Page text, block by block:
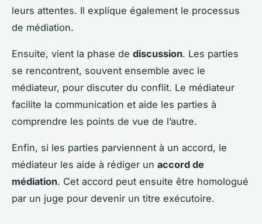
leurs attentes. Il explique également le processus
de médiation.
Ensuite, vient la phase de discussion. Les parties
se rencontrent, souvent ensemble avec le
médiateur, pour discuter du conflit. Le médiateur
facilite la communication et aide les parties à
comprendre les points de vue de l’autre.
Enfin, si les parties parviennent à un accord, le
médiateur les aide à rédiger un accord de
médiation. Cet accord peut ensuite être homologué
par un juge pour devenir un titre exécutoire.